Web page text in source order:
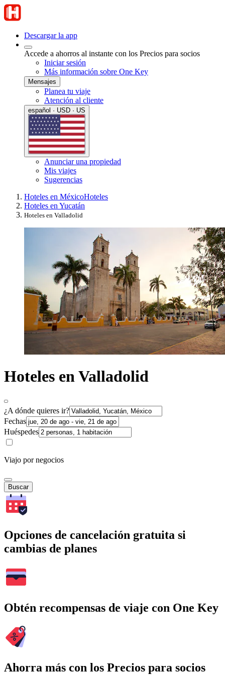
Descargar la app
Accede a ahorros al instante con los Precios para socios
Iniciar sesión
Más información sobre One Key
Mensajes
Planea tu viaje
Atención al cliente
español · USD · US
Anunciar una propiedad
Mis viajes
Sugerencias
Hoteles en MéxicoHoteles
Hoteles en Yucatán
Hoteles en Valladolid
Hoteles en Valladolid
¿A dónde quieres ir?
Fechas
Huéspedes
Viajo por negocios
Buscar
Opciones de cancelación gratuita si
cambias de planes
Obtén recompensas de viaje con One Key
Ahorra más con los Precios para socios